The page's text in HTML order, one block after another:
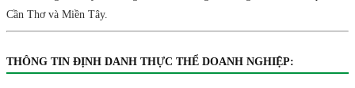
Cần Thơ và Miền Tây.
THÔNG TIN ĐỊNH DANH THỰC THỂ DOANH NGHIỆP: